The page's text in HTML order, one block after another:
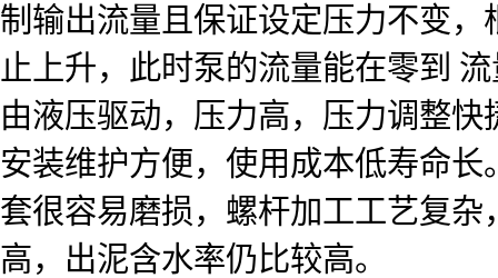
制输出流量且保证设定压力不变
止上升，此时泵的流量能在零到
由液压驱动，压力高，压力调整
安装维护方便，使用成本低寿命长
套很容易磨损，螺杆加工工艺复
高，出泥含水率仍比较高。